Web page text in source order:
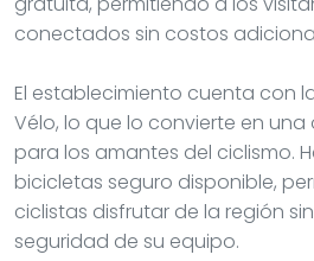
conectados sin costos
El establecimiento cuenta con
Vélo, lo que lo convierte en
para los amantes del ciclismo.
bicicletas seguro disponible,
ciclistas disfrutar de la región
seguridad de su equipo.